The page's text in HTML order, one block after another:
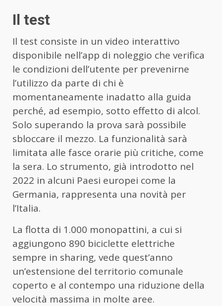
Il test
Il test consiste in un video interattivo
disponibile nell’app di noleggio che verifica
le condizioni dell’utente per prevenirne
l’utilizzo da parte di chi è
momentaneamente inadatto alla guida
perché, ad esempio, sotto effetto di alcol.
Solo superando la prova sarà possibile
sbloccare il mezzo. La funzionalità sarà
limitata alle fasce orarie più critiche, come
la sera. Lo strumento, già introdotto nel
2022 in alcuni Paesi europei come la
Germania, rappresenta una novità per
l’Italia.
La flotta di 1.000 monopattini, a cui si
aggiungono 890 biciclette elettriche
sempre in sharing, vede quest’anno
un’estensione del territorio comunale
coperto e al contempo una riduzione della
velocità massima in molte aree.